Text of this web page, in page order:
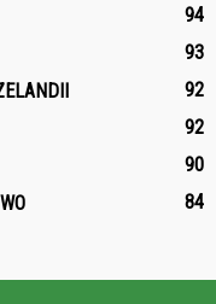
94
93
92
92
90
84